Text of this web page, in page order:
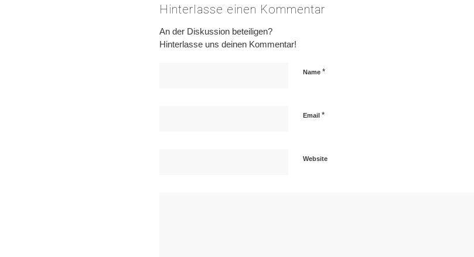
Hinterlasse einen Kommentar
An der Diskussion beteiligen?
Hinterlasse uns deinen Kommentar!
Name *
Email *
Website